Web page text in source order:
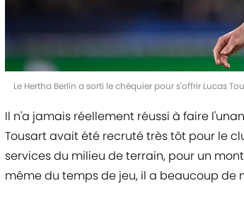
Le Hertha Berlin a sorti le chéquier pour s'offrir Lucas
Il n'a jamais réellement réussi à faire
Tousart avait été recruté très tôt pour le
services du milieu de terrain, pour un
même du temps de jeu, il a beaucoup de